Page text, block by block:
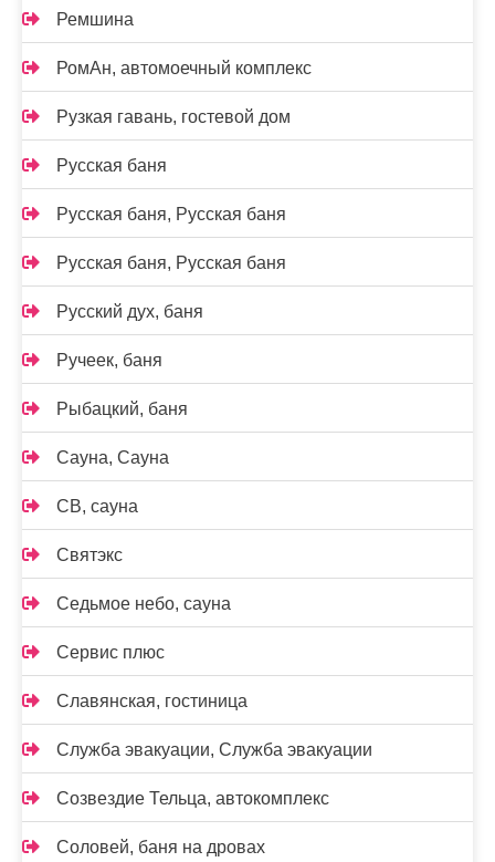
Ремшина
РомАн, автомоечный комплекс
Рузкая гавань, гостевой дом
Русская баня
Русская баня, Русская баня
Русская баня, Русская баня
Русский дух, баня
Ручеек, баня
Рыбацкий, баня
Сауна, Сауна
СВ, сауна
Святэкс
Седьмое небо, сауна
Сервис плюс
Славянская, гостиница
Служба эвакуации, Служба эвакуации
Созвездие Тельца, автокомплекс
Соловей, баня на дровах